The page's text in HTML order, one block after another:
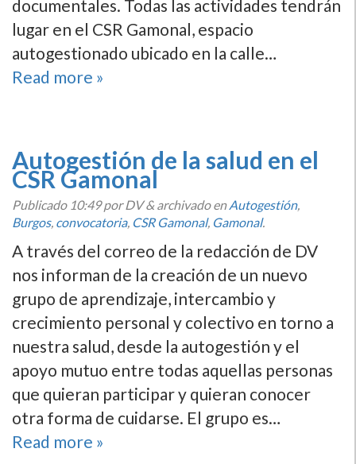
documentales. Todas las actividades tendrán
lugar en el CSR Gamonal, espacio
autogestionado ubicado en la calle…
Read more »
Autogestión de la salud en el
CSR Gamonal
Publicado 10:49por DV&archivado enAutogestión,
Burgos, convocatoria, CSR Gamonal, Gamonal.
A través del correo de la redacción de DV
nos informan de la creación de un nuevo
grupo de aprendizaje, intercambio y
crecimiento personal y colectivo en torno a
nuestra salud, desde la autogestión y el
apoyo mutuo entre todas aquellas personas
que quieran participar y quieran conocer
otra forma de cuidarse. El grupo es…
Read more »